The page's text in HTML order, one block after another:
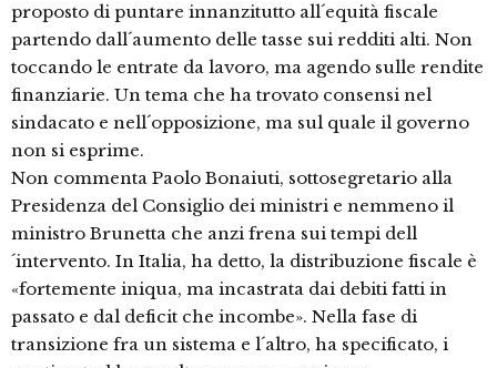
proposto di puntare innanzitutto all´equità fiscale
partendo dall´aumento delle tasse sui redditi alti. Non
toccando le entrate da lavoro, ma agendo sulle rendite
finanziarie. Un tema che ha trovato consensi nel
sindacato e nell´opposizione, ma sul quale il governo
non si esprime.
Non commenta Paolo Bonaiuti, sottosegretario alla
Presidenza del Consiglio dei ministri e nemmeno il
ministro Brunetta che anzi frena sui tempi dell
´intervento. In Italia, ha detto, la distribuzione fiscale è
«fortemente iniqua, ma incastrata dai debiti fatti in
passato e dal deficit che incombe». Nella fase di
transizione fra un sistema e l´altro, ha specificato, i